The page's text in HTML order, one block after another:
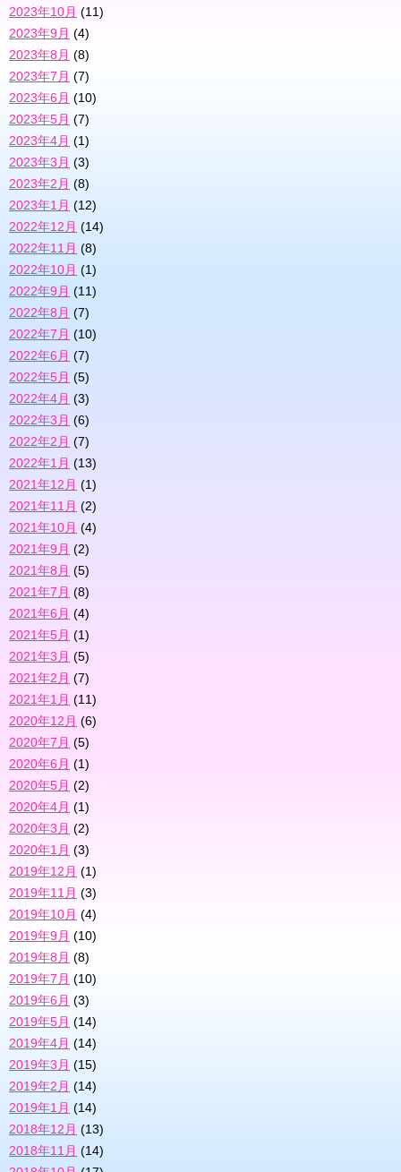
2023年10月 (11)
2023年9月 (4)
2023年8月 (8)
2023年7月 (7)
2023年6月 (10)
2023年5月 (7)
2023年4月 (1)
2023年3月 (3)
2023年2月 (8)
2023年1月 (12)
2022年12月 (14)
2022年11月 (8)
2022年10月 (1)
2022年9月 (11)
2022年8月 (7)
2022年7月 (10)
2022年6月 (7)
2022年5月 (5)
2022年4月 (3)
2022年3月 (6)
2022年2月 (7)
2022年1月 (13)
2021年12月 (1)
2021年11月 (2)
2021年10月 (4)
2021年9月 (2)
2021年8月 (5)
2021年7月 (8)
2021年6月 (4)
2021年5月 (1)
2021年3月 (5)
2021年2月 (7)
2021年1月 (11)
2020年12月 (6)
2020年7月 (5)
2020年6月 (1)
2020年5月 (2)
2020年4月 (1)
2020年3月 (2)
2020年1月 (3)
2019年12月 (1)
2019年11月 (3)
2019年10月 (4)
2019年9月 (10)
2019年8月 (8)
2019年7月 (10)
2019年6月 (3)
2019年5月 (14)
2019年4月 (14)
2019年3月 (15)
2019年2月 (14)
2019年1月 (14)
2018年12月 (13)
2018年11月 (14)